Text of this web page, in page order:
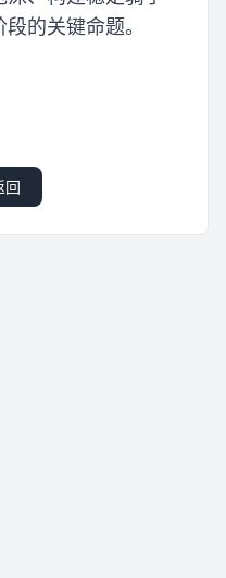
的关键命题。
回